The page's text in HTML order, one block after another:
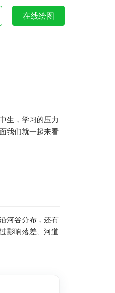
在线绘图
生，学习的压力
我们就一起来看
河谷分布，还有
影响落差、河道